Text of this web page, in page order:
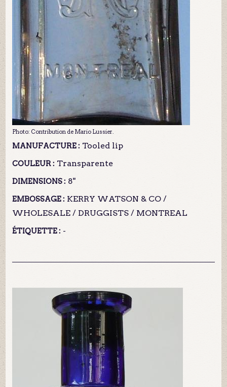
Photo: Contribution de Mario Lussier.
MANUFACTURE : Tooled lip
COULEUR : Transparente
DIMENSIONS : 8"
EMBOSSAGE : KERRY WATSON & CO /
WHOLESALE / DRUGGISTS / MONTREAL
ÉTIQUETTE : -